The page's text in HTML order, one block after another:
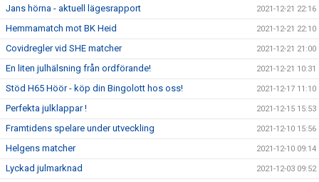
Jans hörna - aktuell lägesrapport 2021-12-21 22:16
Hemmamatch mot BK Heid 2021-12-21 22:10
Covidregler vid SHE matcher 2021-12-21 21:00
En liten julhälsning från ordförande! 2021-12-21 10:31
Stöd H65 Höör - köp din Bingolott hos oss! 2021-12-17 11:10
Perfekta julklappar ! 2021-12-15 15:53
Framtidens spelare under utveckling 2021-12-10 15:56
Helgens matcher 2021-12-10 09:14
Lyckad julmarknad 2021-12-03 09:52